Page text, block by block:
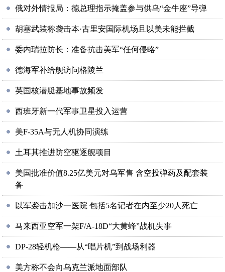
俄对外情报局：德总理指示掩盖参与供乌“金牛座”导弹
胡塞武装称袭击本·古里安国际机场且以美未能拦截
委内瑞拉防长：准备抗击美军“任何侵略”
德海军补给舰访问格陵兰
英国核潜艇基地事故频发
西班牙新一代军事卫星投入运营
美F-35A与无人机协同演练
土耳其推进防空驱逐舰项目
美国批准价值8.25亿美元对乌军售 含空投弹药及配套装
备
以军袭击加沙一医院 包括5名记者在内至少20人死亡
马来西亚空军一架F/A-18D“大黄蜂”战机失事
DP-28轻机枪——从“唱片机”到战场利器
美方称不会向乌克兰派地面部队